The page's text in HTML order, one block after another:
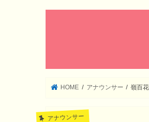
HOME アナウンサー 嶺百
アナウンサー